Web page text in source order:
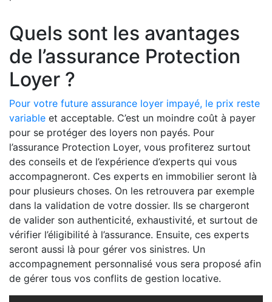
Quels sont les avantages
de l’assurance Protection
Loyer ?
Pour votre future assurance loyer impayé, le prix reste
variable et acceptable. C’est un moindre coût à payer
pour se protéger des loyers non payés. Pour
l’assurance Protection Loyer, vous profiterez surtout
des conseils et de l’expérience d’experts qui vous
accompagneront. Ces experts en immobilier seront là
pour plusieurs choses. On les retrouvera par exemple
dans la validation de votre dossier. Ils se chargeront
de valider son authenticité, exhaustivité, et surtout de
vérifier l’éligibilité à l’assurance. Ensuite, ces experts
seront aussi là pour gérer vos sinistres. Un
accompagnement personnalisé vous sera proposé afin
de gérer tous vos conflits de gestion locative.